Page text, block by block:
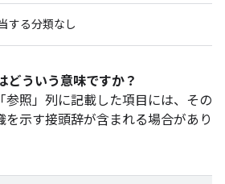
する分類なし
どういう意味ですか？
照」 列に記載した項目には、その
示す接頭辞が含まれる場合があり